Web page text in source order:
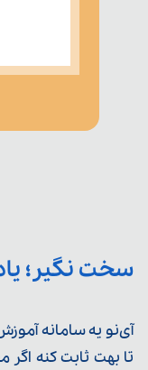
سخت نگیر؛
آی‌نو یه سامانه
تا بهت ثابت کنه